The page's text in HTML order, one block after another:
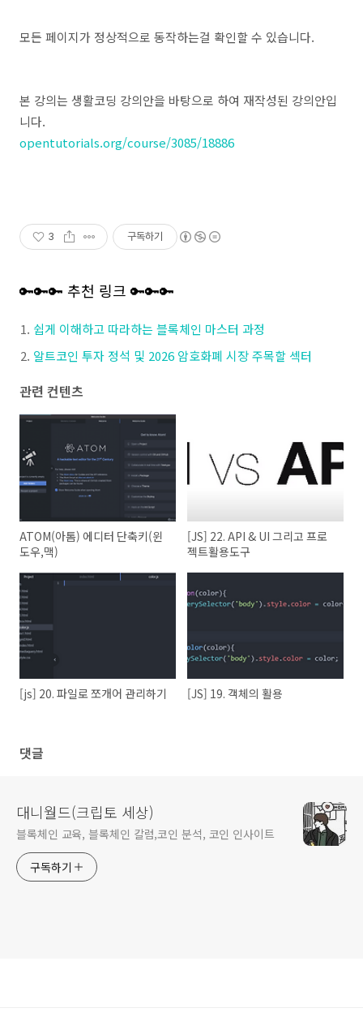
모든 페이지가 정상적으로 동작하는걸 확인할 수 있습니다.
본 강의는 생활코딩 강의안을 바탕으로 하여 재작성된 강의안입
니다.
opentutorials.org/course/3085/18886
3 구독하기
🔑🔑🔑 추천 링크 🔑🔑🔑
쉽게 이해하고 따라하는 블록체인 마스터 과정
알트코인 투자 정석 및 2026 암호화폐 시장 주목할 섹터
관련 컨텐츠
ATOM(아톰) 에디터 단축키(윈
도우,맥)
[JS] 22. API & UI 그리고 프로
젝트활용도구
[js] 20. 파일로 쪼개어 관리하기 [JS] 19. 객체의 활용
댓글
대니월드(크립토 세상)
블록체인 교육, 블록체인 칼럼,코인 분석, 코인 인사이트
구독하기